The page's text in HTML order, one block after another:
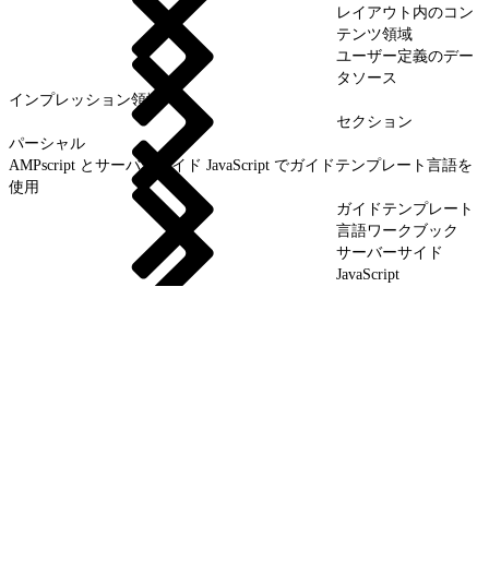
レイアウト内のコン
テンツ領域
ユーザー定義のデー
タソース
インプレッション領域
セクション
パーシャル
AMPscript とサーバーサイド JavaScript でガイドテンプレート言語を
使用
ガイドテンプレート
言語ワークブック
サーバーサイド
JavaScript